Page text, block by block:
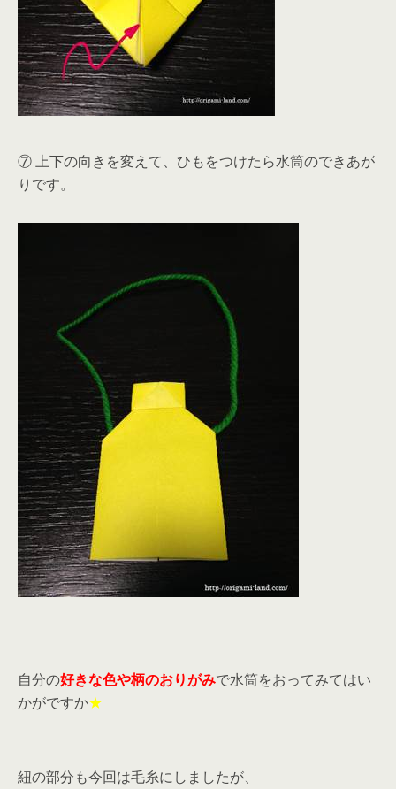
⑦ 上下の向きを変えて、ひもをつけたら水筒のできあが
りです。
自分の好きな色や柄のおりがみで水筒をおってみてはい
かがですか★
紐の部分も今回は毛糸にしましたが、